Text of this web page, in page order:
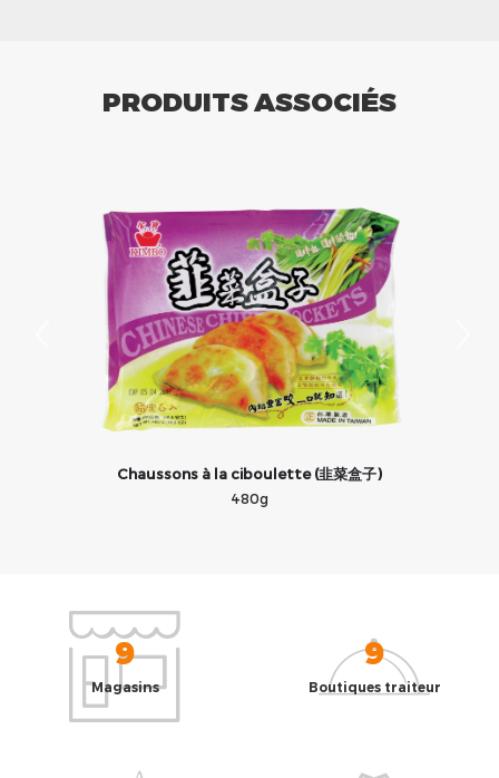
PRODUITS ASSOCIÉS
Chaussons à la ciboulette (韭菜盒子)
480g
9
Magasins
9
Boutiques traiteur